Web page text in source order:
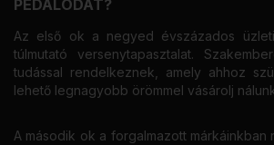
PEDÁLODAT?
Az első ok a negyed évszázados
túlmutató versenytapasztalat.
tudással rendelkeznek, amely ahhoz
lehető legnagyobb örömmel vásárolj
A második ok a forgalmazott márkáinkban